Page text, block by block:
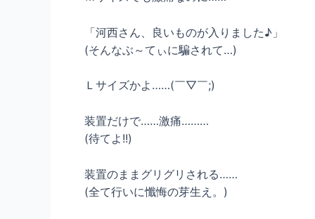
「河西さん、良いものが入りました♪」
(そんなぶ～てぃに騙されて…)
Ｌサイズかよ……(￣▽￣;)
装置だけで……激痛………
(待てよ!!)
装置のままグリグリされる……
(全て行いに懺悔の芽生え。)